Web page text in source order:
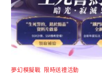
夢幻模擬戰 限時送禮活動